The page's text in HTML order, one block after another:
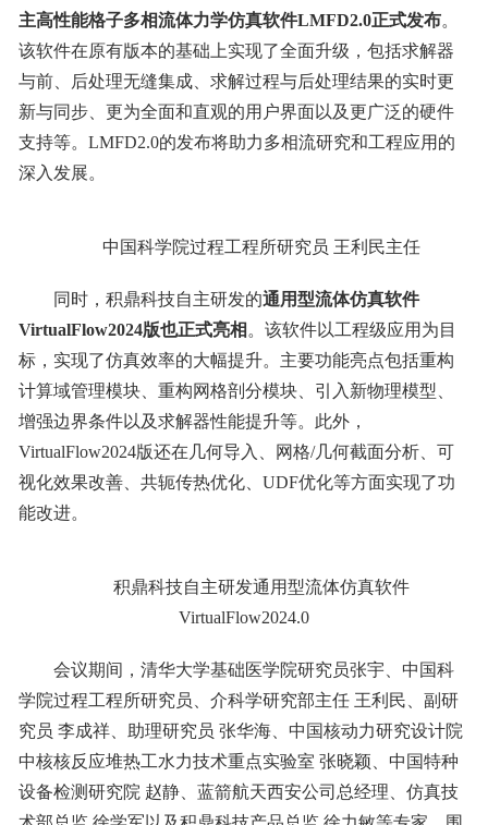
主高性能格子多相流体力学仿真软件LMFD2.0正式发布。
该软件在原有版本的基础上实现了全面升级，包括求解器
与前、后处理无缝集成、求解过程与后处理结果的实时更
新与同步、更为全面和直观的用户界面以及更广泛的硬件
支持等。LMFD2.0的发布将助力多相流研究和工程应用的
深入发展。
中国科学院过程工程所研究员 王利民主任
同时，积鼎科技自主研发的通用型流体仿真软件
VirtualFlow2024版也正式亮相 。该软件以工程级应用为目
标，实现了仿真效率的大幅提升。主要功能亮点包括重构
计算域管理模块、重构网格剖分模块、引入新物理模型、
增强边界条件以及求解器性能提升等。此外，
VirtualFlow2024版还在几何导入、网格/几何截面分析、可
视化效果改善、共轭传热优化、UDF优化等方面实现了功
能改进。
积鼎科技自主研发通用型流体仿真软件
VirtualFlow2024.0
会议期间，清华大学基础医学院研究员张宇、中国科
学院过程工程所研究员、介科学研究部主任 王利民、副研
究员 李成祥、助理研究员 张华海、中国核动力研究设计院
中核核反应堆热工水力技术重点实验室 张晓颖、中国特种
设备检测研究院 赵静、蓝箭航天西安公司总经理、仿真技